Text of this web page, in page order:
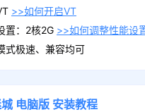
>>如何开启VT
置：2核2G >>如何调整性能设
式极速、兼容均可
电脑版 安装教程